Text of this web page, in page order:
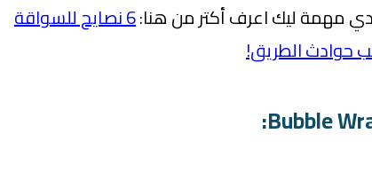
مهمة ليك اعرف أكتر من هنا: 6 نصايح للسواقة
حوادث الطريق!